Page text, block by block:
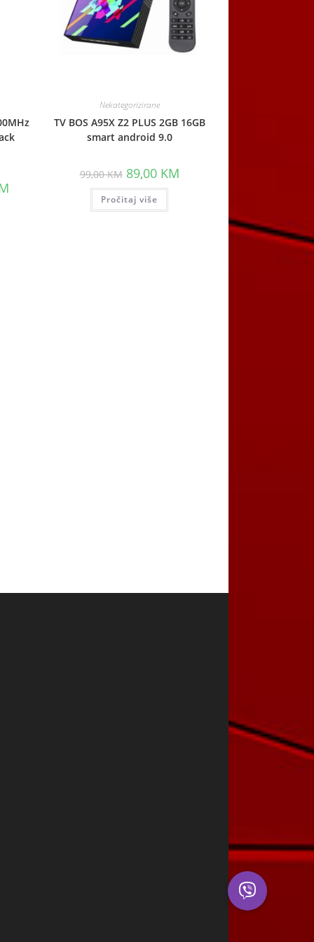
Nekategorizirane
TV BOS A95X Z2 PLUS 2GB 16GB
smart android 9.0
99,00KM Original
price
was:
99,00 KM.
89,00 KMCurrent
price
Pročitaj više